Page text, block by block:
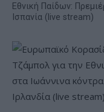
Εθνική Παίδων:
Ισπανία (live stream)